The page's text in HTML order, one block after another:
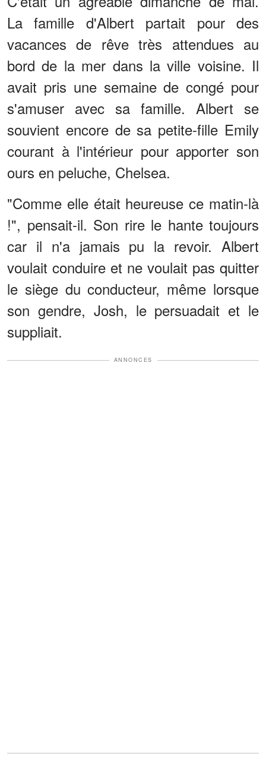
La famille d'Albert partait pour des
vacances de rêve très attendues au
bord de la mer dans la ville voisine. Il
avait pris une semaine de congé pour
s'amuser avec sa famille. Albert se
souvient encore de sa petite-fille Emily
courant à l'intérieur pour apporter son
ours en peluche, Chelsea.
"Comme elle était heureuse ce matin-là
!", pensait-il. Son rire le hante toujours
car il n'a jamais pu la revoir. Albert
voulait conduire et ne voulait pas quitter
le siège du conducteur, même lorsque
son gendre, Josh, le persuadait et le
suppliait.
ANNONCES